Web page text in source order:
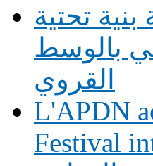
تحتية
بالوسط
القروي
L'APDN
Festival